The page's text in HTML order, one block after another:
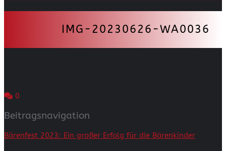
IMG-20230626-WA0036
0
Beitragsnavigation
Bärenfest 2023: Ein großer Erfolg für die Bärenkinder